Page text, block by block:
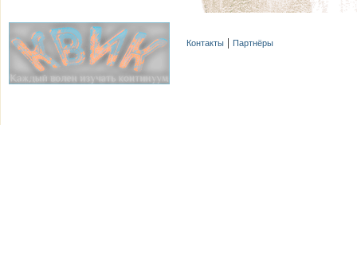
Контакты Партнёры